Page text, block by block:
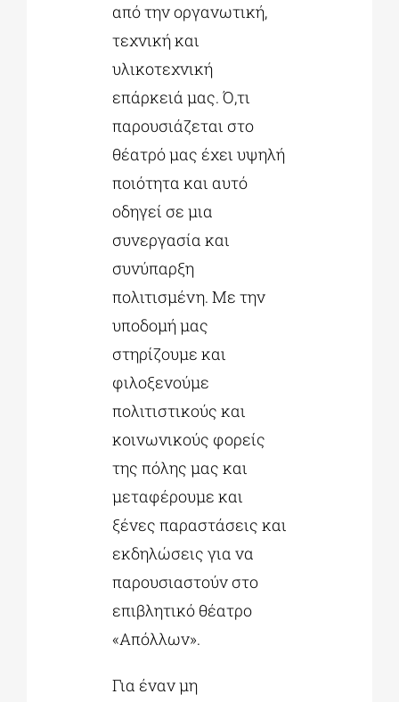
από την οργανωτική,
τεχνική και
υλικοτεχνική
επάρκειά μας. Ό,τι
παρουσιάζεται στο
θέατρό μας έχει υψηλή
ποιότητα και αυτό
οδηγεί σε μια
συνεργασία και
συνύπαρξη
πολιτισμένη. Με την
υποδομή μας
στηρίζουμε και
φιλοξενούμε
πολιτιστικούς και
κοινωνικούς φορείς
της πόλης μας και
μεταφέρουμε και
ξένες παραστάσεις και
εκδηλώσεις για να
παρουσιαστούν στο
επιβλητικό θέατρο
«Απόλλων».
Για έναν μη